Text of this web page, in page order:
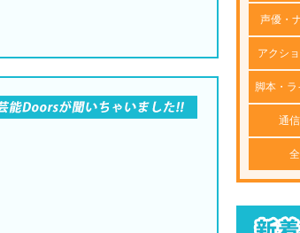
声優・
アクシ
脚本・
通